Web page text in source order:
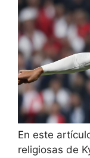
En este
religiosas de